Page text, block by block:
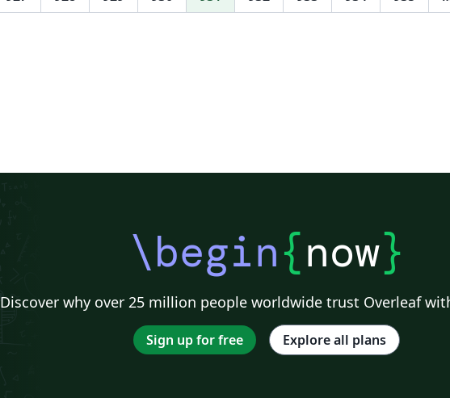
025_Extended%20Abstract%20Template__.zip
\begin{now}
Discover why over 25 million people worldwide trust Overleaf
Sign up for free Explore all plans